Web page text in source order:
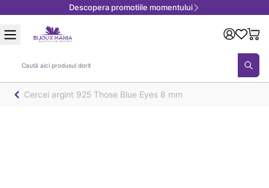
Descopera promotiile momentului
Căutare
Cercei argint 925 Those Blue Eyes 8 mm